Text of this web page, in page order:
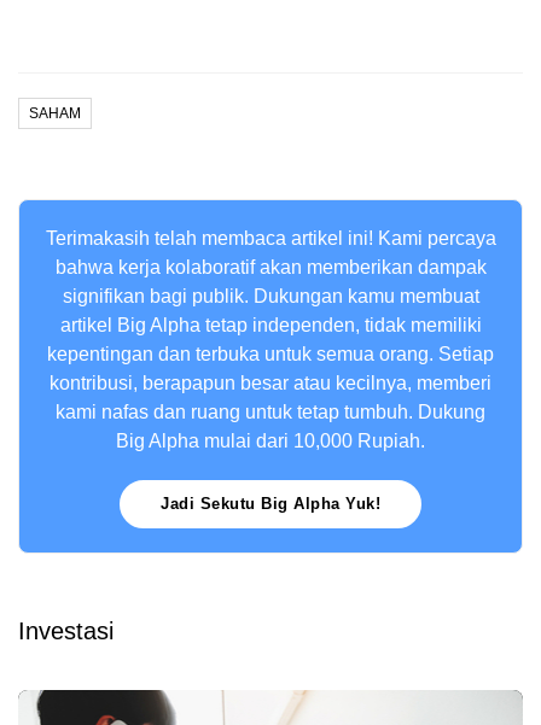
SAHAM
Terimakasih telah membaca artikel ini! Kami percaya
bahwa kerja kolaboratif akan memberikan dampak
signifikan bagi publik. Dukungan kamu membuat
artikel Big Alpha tetap independen, tidak memiliki
kepentingan dan terbuka untuk semua orang. Setiap
kontribusi, berapapun besar atau kecilnya, memberi
kami nafas dan ruang untuk tetap tumbuh. Dukung
Big Alpha mulai dari 10,000 Rupiah.
Jadi Sekutu Big Alpha Yuk!
Investasi